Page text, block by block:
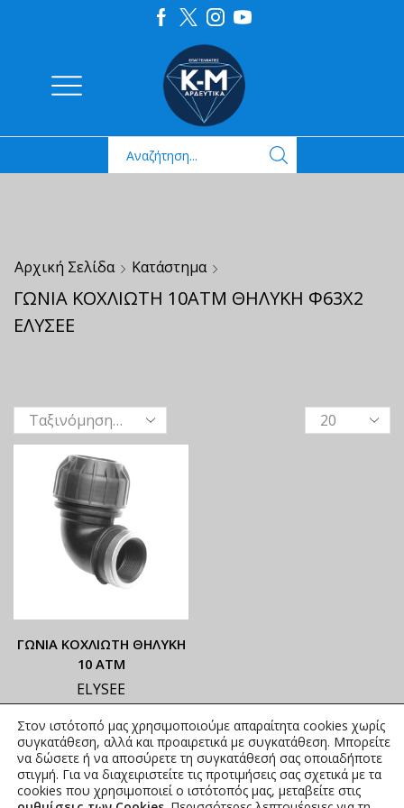
Αρχική Σελίδα Κατάστημα
ΓΩΝΙΑ ΚΟΧΛΙΩΤΗ 10ΑΤΜ ΘΗΛΥΚΗ Φ63Χ2
ΕΛΥΣΕΕ
ΓΩΝΙΑ ΚΟΧΛΙΩΤΗ ΘΗΛΥΚΗ
10 ΑΤΜ
ELYSEE
ΑΝΑΓΡΑΦΟΝΤΑΙ ΣΤΟ
ΑΝΗΡΤΗΜΕΝΟ PDF
2,44€ –8,73€ συμπ. Φ.Π.Α.
Στον ιστότοπό μας χρησιμοποιούμε απαραίτητα cookies χωρίς
συγκατάθεση, αλλά και προαιρετικά με συγκατάθεση. Μπορείτε
να δώσετε ή να αποσύρετε τη συγκατάθεσή σας οποιαδήποτε
στιγμή. Για να διαχειριστείτε τις προτιμήσεις σας σχετικά με τα
cookies που χρησιμοποιεί ο ιστότοπός μας, μεταβείτε στις